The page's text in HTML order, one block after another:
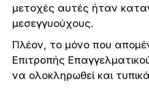
μετοχές αυτές ήταν
μεσεγγυούχους.
Πλέον, το μόνο που
Επιτροπής
να ολοκληρωθεί και